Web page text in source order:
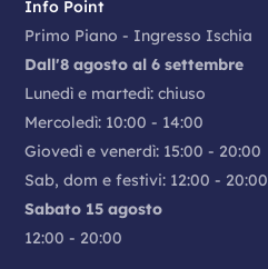
Info Point
Primo Piano - Ingresso Ischia
Dall'8 agosto al 6 settembre
Lunedì e martedì: chiuso
Mercoledì: 10:00 - 14:00
Giovedì e venerdì: 15:00 - 20:00
Sab, dom e festivi: 12:00 - 20:00
Sabato 15 agosto
12:00 - 20:00